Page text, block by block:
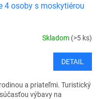
4 osoby s moskytiérou
Skladom (>5 ks)
DETAIL
a priateľmi. Turistický
výbavy na